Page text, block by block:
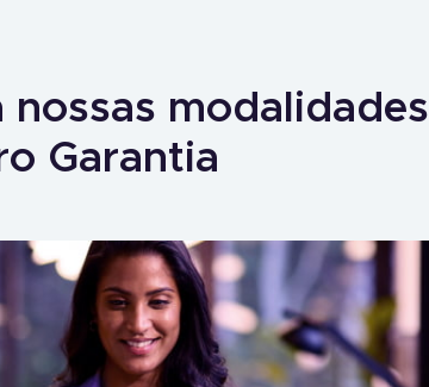
nossas modalidades
Garantia